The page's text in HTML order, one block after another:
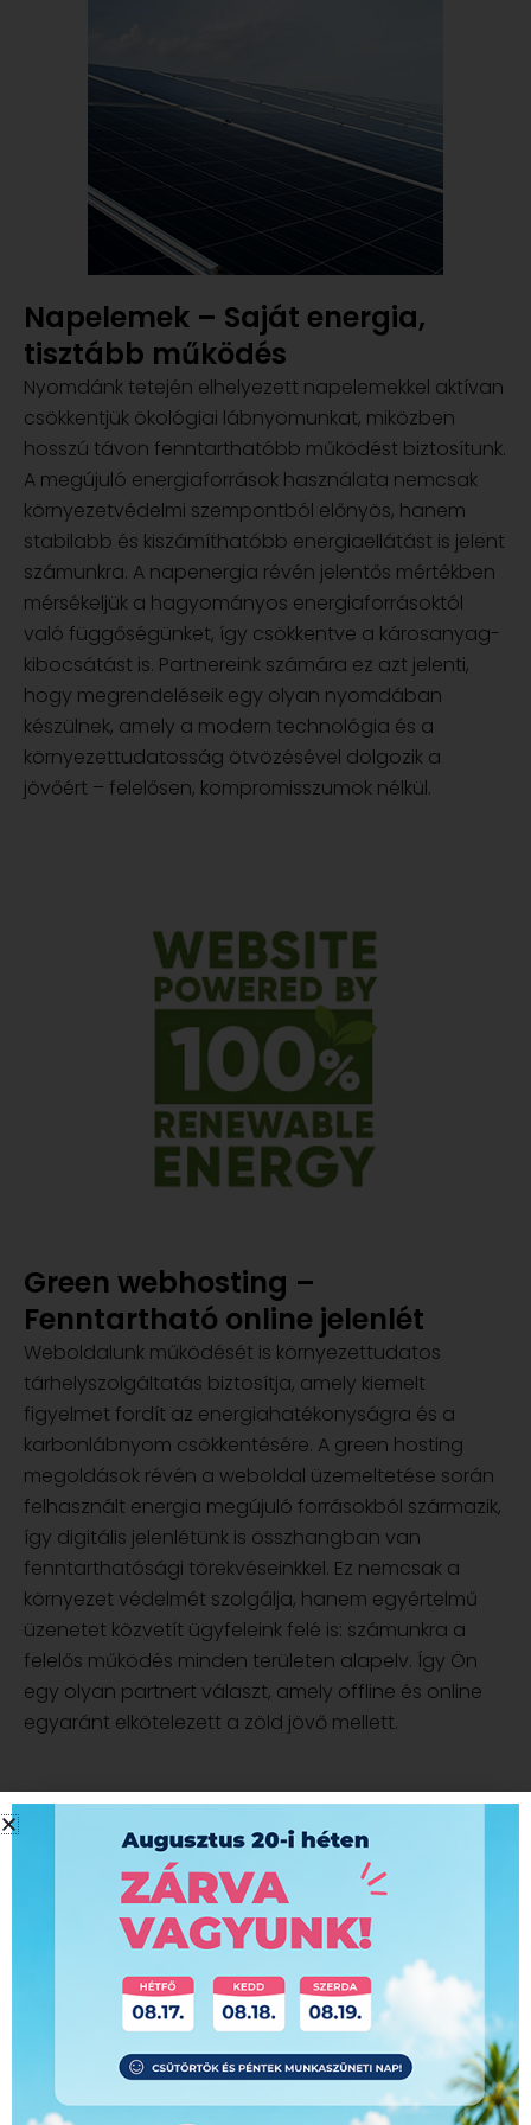
Napelemek – Saját energia,
tisztább működés
Nyomdánk tetején elhelyezett napelemekkel aktívan
csökkentjük ökológiai lábnyomunkat, miközben
hosszú távon fenntarthatóbb működést biztosítunk.
A megújuló energiaforrások használata nemcsak
környezetvédelmi szempontból előnyös, hanem
stabilabb és kiszámíthatóbb energiaellátást is jelent
számunkra. A napenergia révén jelentős mértékben
mérsékeljük a hagyományos energiaforrásoktól
való függőségünket, így csökkentve a károsanyag-
kibocsátást is. Partnereink számára ez azt jelenti,
hogy megrendeléseik egy olyan nyomdában
készülnek, amely a modern technológia és a
környezettudatosság ötvözésével dolgozik a
jövőért – felelősen, kompromisszumok nélkül.
Green webhosting –
Fenntartható online jelenlét
Weboldalunk működését is környezettudatos
tárhelyszolgáltatás biztosítja, amely kiemelt
figyelmet fordít az energiahatékonyságra és a
karbonlábnyom csökkentésére. A green hosting
megoldások révén a weboldal üzemeltetése során
felhasznált energia megújuló forrásokból származik,
így digitális jelenlétünk is összhangban van
fenntarthatósági törekvéseinkkel. Ez nemcsak a
környezet védelmét szolgálja, hanem egyértelmű
üzenetet közvetít ügyfeleink felé is: számunkra a
felelős működés minden területen alapelv. Így Ön
egy olyan partnert választ, amely offline és online
egyaránt elkötelezett a zöld jövő mellett.